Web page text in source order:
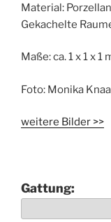
Material:
Gekachelte
Maße:ca. 1 x 1 x 1
Foto: Monika
weitere Bilder >>
Gattung: